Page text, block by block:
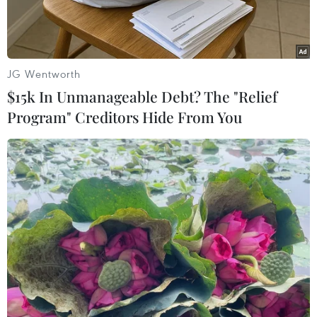
Châu Đốc.
Các đối tượng Tuấn, Điện, Bửu, Thanh và Hồng (từ trái qua
phải). (Nguồn: TTXVN phát)
Ngày 21/2, Cơ quan Cảnh sát điều tra Công an
huyện An Phú, tỉnh An Giang cho biết đã ra
quyết định khởi tố bị can và thực hiện lệnh bắt
tạm giam 5 đối tượng về tội "chống người thi
JG Wentworth
$15k In Unmanageable Debt? The "Relief
Program" Creditors Hide From You